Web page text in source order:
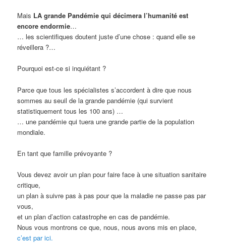
Mais LA grande Pandémie qui décimera l’humanité est
encore endormie…
… les scientifiques doutent juste d’une chose : quand elle se
réveillera ?…
Pourquoi est-ce si inquiétant ?
Parce que tous les spécialistes s’accordent à dire que nous
sommes au seuil de la grande pandémie (qui survient
statistiquement tous les 100 ans) …
… une pandémie qui tuera une grande partie de la population
mondiale.
En tant que famille prévoyante ?
Vous devez avoir un plan pour faire face à une situation sanitaire
critique,
un plan à suivre pas à pas pour que la maladie ne passe pas par
vous,
et un plan d’action catastrophe en cas de pandémie.
Nous vous montrons ce que, nous, nous avons mis en place,
c’est par ici.